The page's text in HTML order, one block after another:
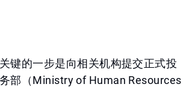
键的一步是向相关机构提交正式投
部（Ministry of Human Resources